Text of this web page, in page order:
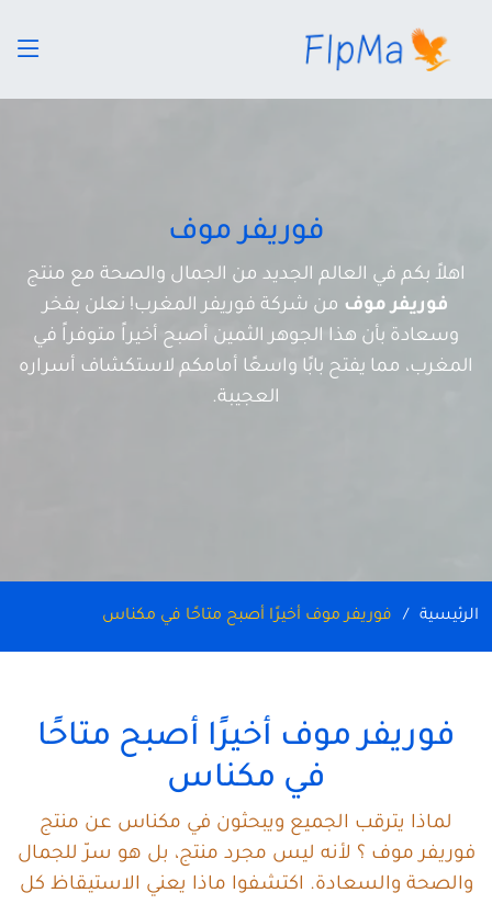
فوريفر موف
اهلاً بكم في العالم الجديد من الجمال والصحة مع منتج
فوريفر موف من شركة فوريفر المغرب! نعلن بفخر
وسعادة بأن هذا الجوهر الثمين أصبح أخيراً متوفراً في
المغرب، مما يفتح بابًا واسعًا أمامكم لاستكشاف أسراره
العجيبة.
الرئيسية فوريفر موف أخيرًا أصبح متاحًا في مكناس
فوريفر موف أخيرًا أصبح متاحًا
في مكناس
لماذا يترقب الجميع ويبحثون في مكناس عن منتج
فوريفر موف ؟ لأنه ليس مجرد منتج، بل هو سرّ للجمال
والصحة والسعادة. اكتشفوا ماذا يعني الاستيقاظ كل